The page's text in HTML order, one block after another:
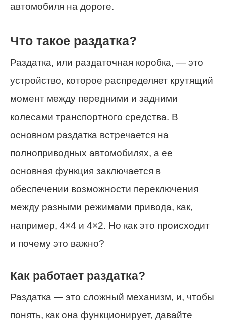
автомобиля на дороге.
Что такое раздатка?
Раздатка, или раздаточная коробка, — это
устройство, которое распределяет крутящий
момент между передними и задними
колесами транспортного средства. В
основном раздатка встречается на
полноприводных автомобилях, а ее
основная функция заключается в
обеспечении возможности переключения
между разными режимами привода, как,
например, 4×4 и 4×2. Но как это происходит
и почему это важно?
Как работает раздатка?
Раздатка — это сложный механизм, и, чтобы
понять, как она функционирует, давайте